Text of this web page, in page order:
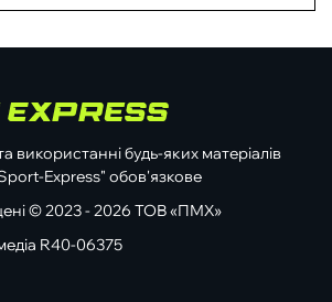
використанні будь-яких матеріалів
Express" обов'язкове
© 2023 - 2026 ТОВ «ПМХ»
R40-06375